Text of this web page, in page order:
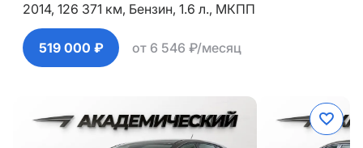
2014, 126 371 км, Бензин, 1.6 л., МКПП
519 000 ₽ от 6 546 ₽/месяц